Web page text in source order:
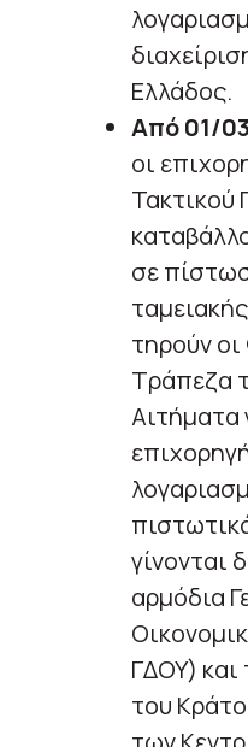
Ελλάδος.
Από 01/
οι
Τακτικού
σε
τηρούν
Τράπεζα
Αιτήματα
γίνονται
αρμόδια
ΓΔΟΥ) και
του